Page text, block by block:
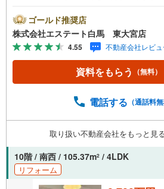
来店しやすい店舗です。お気軽
気のリモート見学・リモート相
様や家事で外出できない、天気
INEやZOOMなど無料のアプリで
す・リモート見学はスタッフが
映像をお届けします・写真では
しっかり確認できます・リモー
対1で・バーチャル背景でプラ
トナーに変わって予め確認も・
で参加もできます・お気軽にご
0～18:30こちらのお時間でした
ムーズですお気軽にお問合せくだ
ゴールド推奨店
株式会社エステート白馬 東大宮店
4.55 不動産会社レビ
資料をもらう （無料）
電話する （通話料無
取り扱い不動産会社をもっと見
10階 / 南西 / 105.37m2 / 4LDK
リフォーム